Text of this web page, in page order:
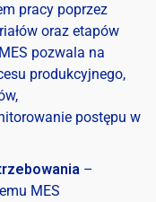
pracy poprzez
oraz etapów
pozwala na
produkcyjnego,
postępu w
–
MES